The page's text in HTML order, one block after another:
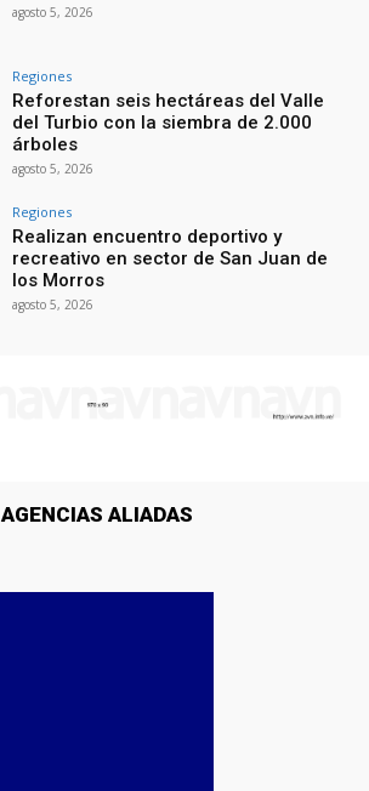
agosto 5, 2026
Regiones
Reforestan seis hectáreas del Valle
del Turbio con la siembra de 2.000
árboles
agosto 5, 2026
Regiones
Realizan encuentro deportivo y
recreativo en sector de San Juan de
los Morros
agosto 5, 2026
AGENCIAS ALIADAS